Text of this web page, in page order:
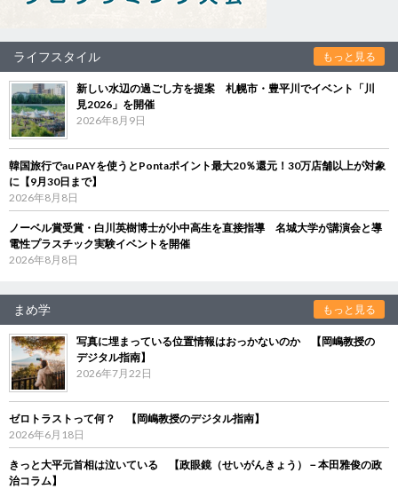
ライフスタイル もっと見る
新しい水辺の過ごし方を提案 札幌市・豊平川でイベント「川
見2026」を開催
2026年8月9日
韓国旅行でau PAYを使うとPontaポイント最大20％還元！30万店舗以上が対象
に【9月30日まで】
2026年8月8日
ノーベル賞受賞・白川英樹博士が小中高生を直接指導 名城大学が講演会と導
電性プラスチック実験イベントを開催
2026年8月8日
まめ学 もっと見る
写真に埋まっている位置情報はおっかないのか 【岡嶋教授の
デジタル指南】
2026年7月22日
ゼロトラストって何？ 【岡嶋教授のデジタル指南】
2026年6月18日
きっと大平元首相は泣いている 【政眼鏡（せいがんきょう）－本田雅俊の政
治コラム】